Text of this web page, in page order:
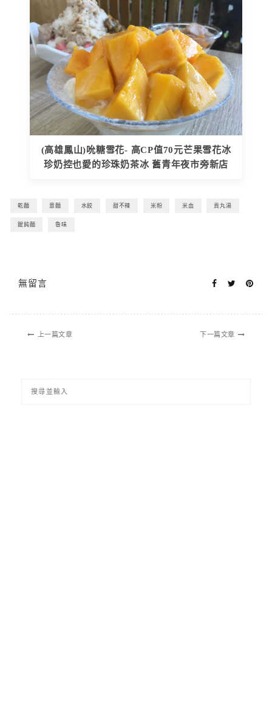
(高雄鳳山)吮糖雪花- 高CP值70元芒果雪花冰
珍奶控也愛的珍珠奶茶冰 舊青年夜市旁新店
乾麵 意麵 水餃 甜不辣 米粉 米血 貢丸湯
餛飩麵 魯味
無留言
上一篇文章 下一篇文章